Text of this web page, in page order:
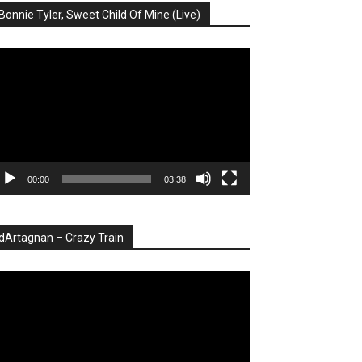
Bonnie Tyler, Sweet Child Of Mine (Live)
00:00 03:38
– Crazy Train